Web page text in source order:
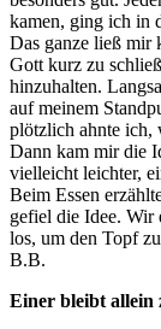
kamen, ging ich in
Das ganze ließ mir
Gott kurz zu
hinzuhalten.
auf meinem
plötzlich ahnte ich,
Dann kam mir die
vielleicht leichter,
Beim Essen
gefiel die Idee. Wir
los, um den Topf
B.B.
Einer bleibt allein